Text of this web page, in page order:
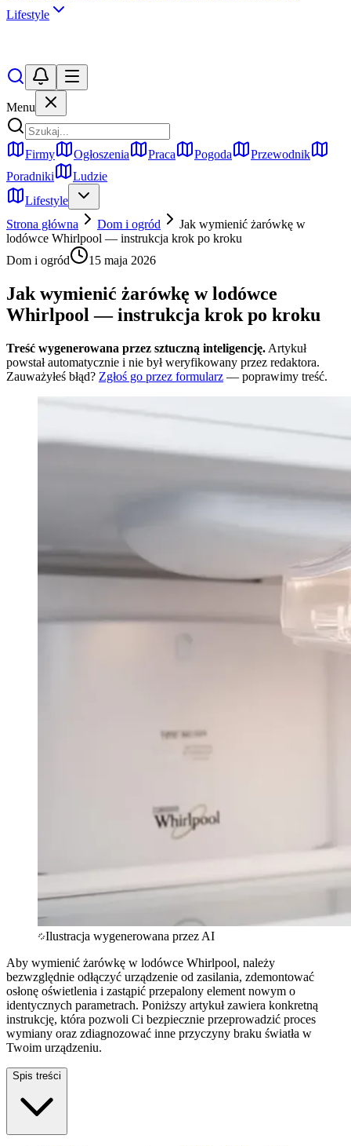
Lifestyle
Menu
Firmy Ogłoszenia Praca Pogoda
Przewodnik
Poradniki
Ludzie
Lifestyle
Strona główna
Dom i ogród
Jak wymienić żarówkę w
lodówce Whirlpool — instrukcja krok po kroku
Dom i ogród
15 maja 2026
Jak wymienić żarówkę w lodówce
Whirlpool — instrukcja krok po kroku
Treść wygenerowana przez sztuczną inteligencję. Artykuł
powstał automatycznie i nie był weryfikowany przez redaktora.
Zauważyłeś błąd? Zgłoś go przez formularz — poprawimy treść.
Ilustracja wygenerowana przez AI
Aby wymienić żarówkę w lodówce Whirlpool, należy
bezwzględnie odłączyć urządzenie od zasilania, zdemontować
osłonę oświetlenia i zastąpić przepalony element nowym o
identycznych parametrach. Poniższy artykuł zawiera konkretną
instrukcję, która pozwoli Ci bezpiecznie przeprowadzić proces
wymiany oraz zdiagnozować inne przyczyny braku światła w
Twoim urządzeniu.
Spis treści